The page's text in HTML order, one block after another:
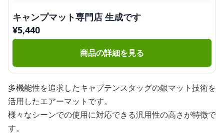
キャンプマット専門店 生成です
¥5,440
商品の詳細を見る
多機能性を追求したキャプテンスタッグの銀マット技術を
活用したエアーマットです。
様々なシーンでの使用に対応できる汎用性の高さが特徴で
す。